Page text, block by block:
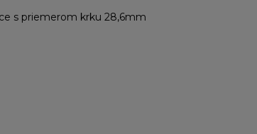
s priemerom krku 28,6mm